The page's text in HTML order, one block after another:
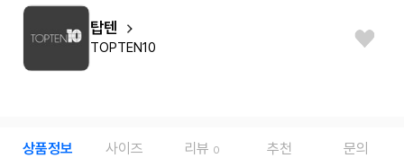
탑텐
TOPTEN10
상품정보 사이즈 리뷰 0 추천 문의